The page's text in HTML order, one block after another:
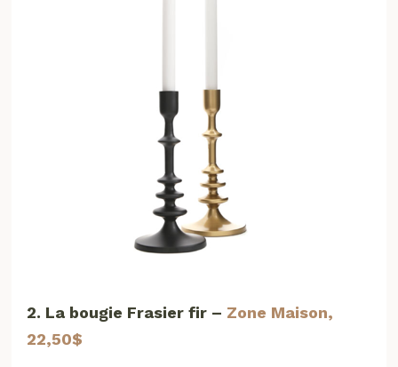
2. La bougie Frasier fir – Zone Maison,
22,50$